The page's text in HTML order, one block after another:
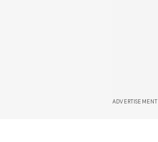
ADVERTISEMENT